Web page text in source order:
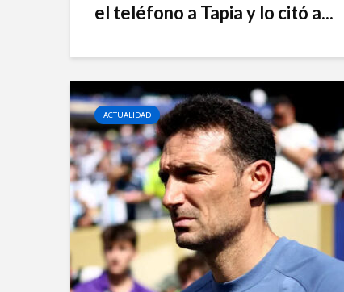
el teléfono a Tapia y lo citó a...
ACTUALIDAD